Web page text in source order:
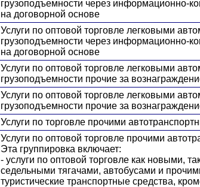
грузоподъемности через информационно-
на договорной основе
Услуги по оптовой торговле легковыми
грузоподъемности через информационно-
на договорной основе
Услуги по оптовой торговле легковыми
грузоподъемности прочие за
Услуги по оптовой торговле легковыми
грузоподъемности прочие за
Услуги по торговле прочими
Услуги по оптовой торговле прочими
Эта группировка включает:
- услуги по оптовой торговле как новыми,
седельными тягачами, автобусами и
туристические транспортные средства,